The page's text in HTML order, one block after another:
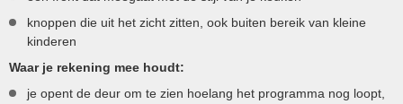
knoppen die uit het zicht zitten, ook buiten bereik van kleine
kinderen
Waar je rekening mee houdt:
je opent de deur om te zien hoelang het programma nog loopt,